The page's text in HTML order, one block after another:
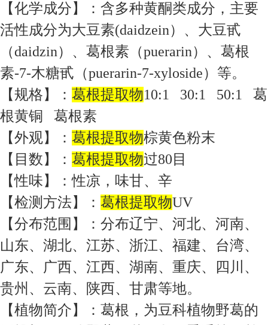
【化学成分】：含多种黄酮类成分，主要
活性成分为大豆素(daidzein）、大豆甙
（daidzin）、葛根素（puerarin）、葛根
素-7-木糖甙（puerarin-7-xyloside）等。
【规格】： 葛根提取物10:1 30:1 50:1 葛
根黄铜 葛根素
【外观】： 葛根提取物棕黄色粉末
【目数】： 葛根提取物过80目
【性味】：性凉，味甘、辛
【检测方法】： 葛根提取物UV
【分布范围】：分布辽宁、河北、河南、
山东、湖北、江苏、浙江、福建、台湾、
广东、广西、江西、湖南、重庆、四川、
贵州、云南、陕西、甘肃等地。
【植物简介】：葛根，为豆科植物野葛的